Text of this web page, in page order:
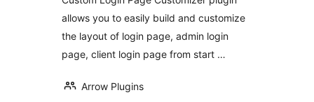
password
forms/pages
allows you to easily build and customize
the layout of login page, admin login
page, client login page from start …
Arrow Plugins